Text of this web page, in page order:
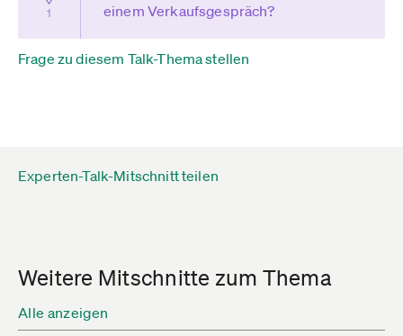
1
einem Verkaufsgespräch?
Frage zu diesem Talk-Thema stellen
Experten-Talk-Mitschnitt teilen
Weitere Mitschnitte zum Thema
Alle anzeigen